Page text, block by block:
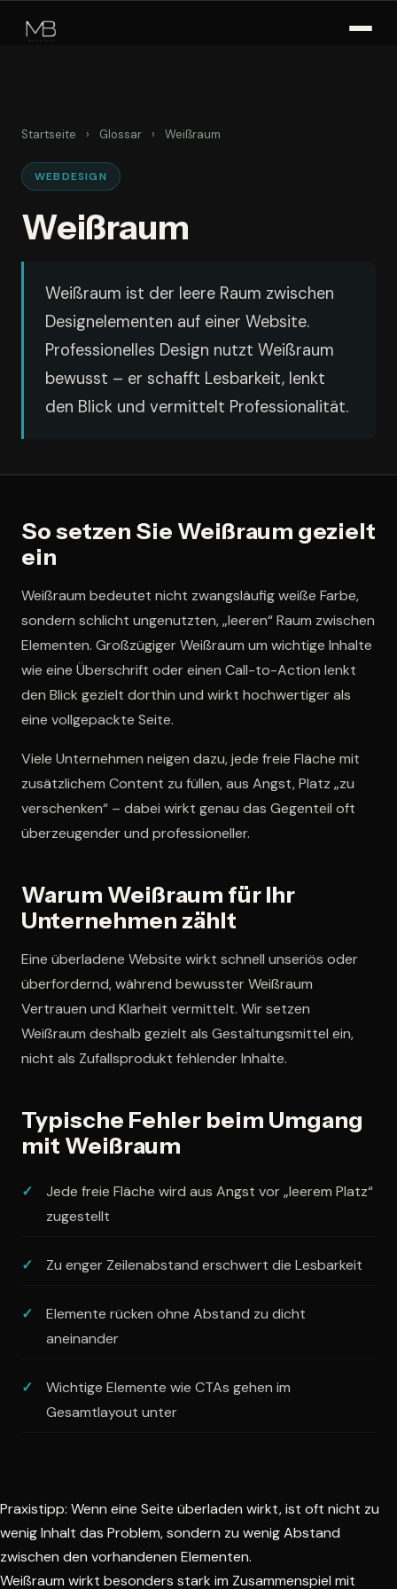
Inhalt
Startseite › Glossar › Weißraum
WEBDESIGN
Weißraum
Weißraum ist der leere Raum zwischen
Designelementen auf einer Website.
Professionelles Design nutzt Weißraum
bewusst – er schafft Lesbarkeit, lenkt
den Blick und vermittelt Professionalität.
So setzen Sie Weißraum gezielt
ein
Weißraum bedeutet nicht zwangsläufig weiße Farbe,
sondern schlicht ungenutzten, „leeren“ Raum zwischen
Elementen. Großzügiger Weißraum um wichtige Inhalte
wie eine Überschrift oder einen Call-to-Action lenkt
den Blick gezielt dorthin und wirkt hochwertiger als
eine vollgepackte Seite.
Viele Unternehmen neigen dazu, jede freie Fläche mit
zusätzlichem Content zu füllen, aus Angst, Platz „zu
verschenken“ – dabei wirkt genau das Gegenteil oft
überzeugender und professioneller.
Warum Weißraum für Ihr
Unternehmen zählt
Eine überladene Website wirkt schnell unseriös oder
überfordernd, während bewusster Weißraum
Vertrauen und Klarheit vermittelt. Wir setzen
Weißraum deshalb gezielt als Gestaltungsmittel ein,
nicht als Zufallsprodukt fehlender Inhalte.
Typische Fehler beim Umgang
mit Weißraum
Jede freie Fläche wird aus Angst vor „leerem Platz“
zugestellt
Zu enger Zeilenabstand erschwert die Lesbarkeit
Elemente rücken ohne Abstand zu dicht
aneinander
Wichtige Elemente wie CTAs gehen im
Gesamtlayout unter
Praxistipp: Wenn eine Seite überladen wirkt, ist oft nicht zu
wenig Inhalt das Problem, sondern zu wenig Abstand
zwischen den vorhandenen Elementen.
Weißraum wirkt besonders stark im Zusammenspiel mit